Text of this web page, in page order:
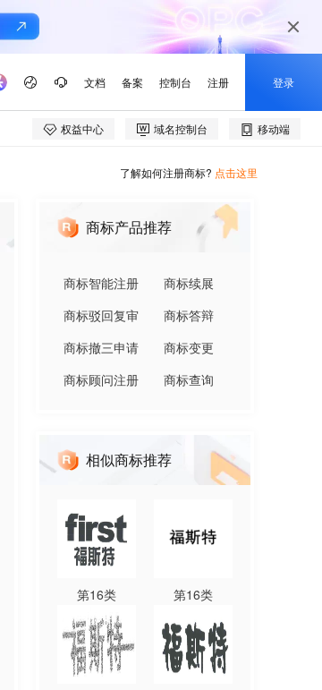
了解如何注册商标? 点击这里
商标产品推荐
商标智能注册
商标续展
商标驳回复审
商标答辩
商标撤三申请
商标变更
商标顾问注册
商标查询
相似商标推荐
第16类 第16类